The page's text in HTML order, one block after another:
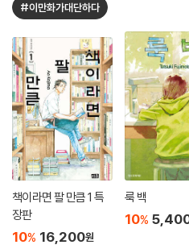
#이만화가대단하다
책이라면 팔 만큼 1 특
장판
10% 16,200원
룩 백
10%